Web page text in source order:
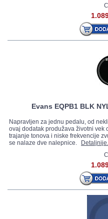
Evans EQPB1 BLK
Napravljen za jednu pedalu, od
ovaj dodatak produžava životni vek
trajanje tonova i niske frekvencije
se nalaze dve nalepnice.